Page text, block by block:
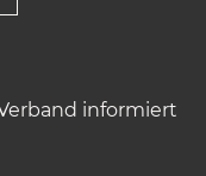
informiert